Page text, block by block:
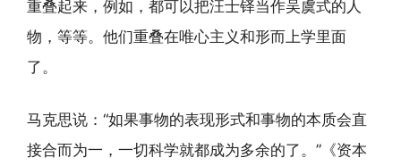
重叠起来，例如，都可以把汪士铎当作吴虞式的人
物，等等。他们重叠在唯心主义和形而上学里面
了。
马克思说：“如果事物的表现形式和事物的本质会直
接合而为一，一切科学就都成为多余的了。”《资本